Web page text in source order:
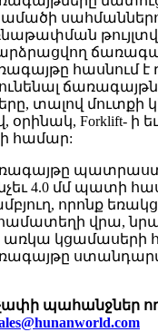
հասնում է
տալով
Forklift- ի եւ
համար:
4.0 մմ պատի
որոնք
համատեղի վրա,
առկա կցամասերի
պահանջներ